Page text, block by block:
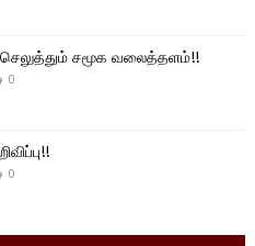
சமூக வலைத்தளம்!!
0
0